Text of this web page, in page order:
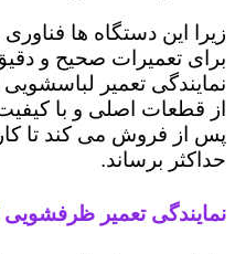
زیرا این دستگاه ها
برای تعمیرات صحیح و
نمایندگی تعمیر
از قطعات اصلی و با
پس از فروش می کند تا
حداکثر برساند.
نمایندگی تعمیر ظرفشویی